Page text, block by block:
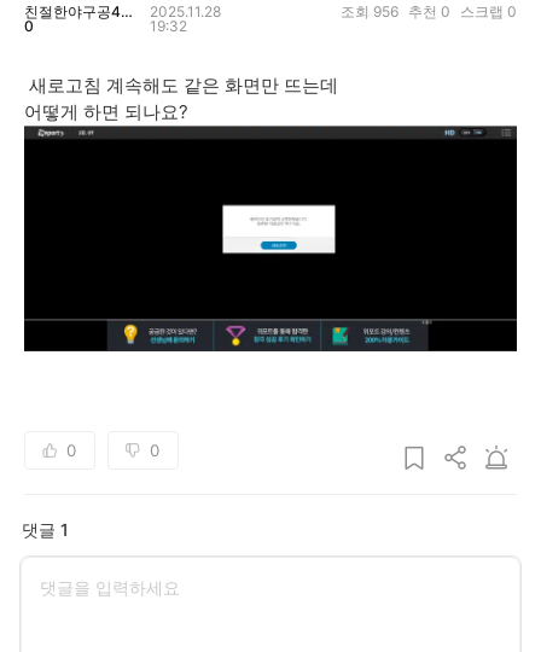
친절한야구공442
0
2025.11.28
19:32
조회 956 추천 0 스크랩 0
새로고침 계속해도 같은 화면만 뜨는데
어떻게 하면 되나요?
0 0
댓글 1